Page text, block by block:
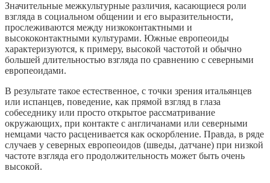
Значительные межкультурные различия, касающиеся роли
взгляда в социальном общении и его выразительности,
прослеживаются между низкоконтактными и
высококонтактными культурами. Южные европеоиды
характеризуются, к примеру, высокой частотой и обычно
большей длительностью взгляда по сравнению с северными
европеоидами.
В результате такое естественное, с точки зрения итальянцев
или испанцев, поведение, как прямой взгляд в глаза
собеседнику или просто открытое рассматривание
окружающих, при контакте с англичанами или северными
немцами часто расценивается как оскорбление. Правда, в ряде
случаев у северных европеоидов (шведы, датчане) при низкой
частоте взгляда его продолжительность может быть очень
высокой.